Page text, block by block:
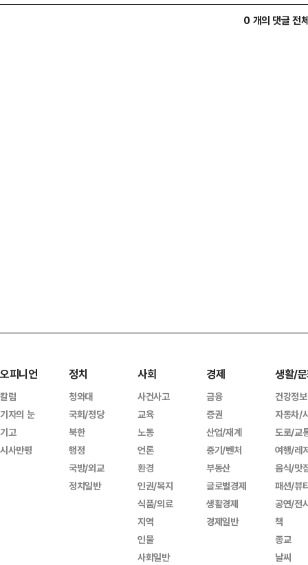
0 개의 댓글 전
오피니언
칼럼
기자의 눈
기고
시사만평
정치
청와대
국회/정당
북한
행정
국방/외교
정치일반
사회
사건사고
교육
노동
언론
환경
인권/복지
식품/의료
지역
인물
사회일반
경제
금융
증권
산업/재계
중기/벤처
부동산
글로벌경제
생활경제
경제일반
생활/
건강정보
자동차/
도로/교
여행/레
음식/맛
패션/뷰
공연/전
책
종교
날씨